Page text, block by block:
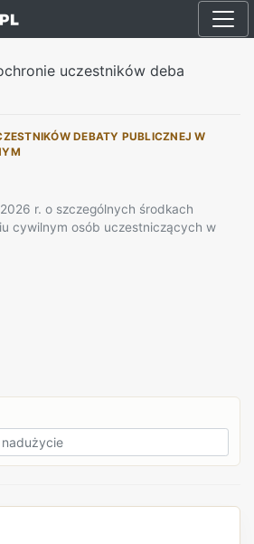
uczestników deba
DEBATY PUBLICZNEJ W
r. o szczególnych środkach
cywilnym osób uczestniczących w